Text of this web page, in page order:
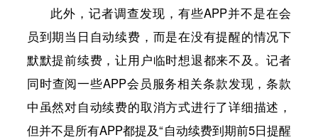
此外，记者调查发现，有些APP并不是在会
员到期当日自动续费，而是在没有提醒的情况下
默默提前续费，让用户临时想退都来不及。记者
同时查阅一些APP会员服务相关条款发现，条款
中虽然对自动续费的取消方式进行了详细描述，
但并不是所有APP都提及“自动续费到期前5日提醒